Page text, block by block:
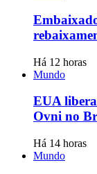
Há 12 horas
Mundo
EUA
Ovni no
Há 14 horas
Mundo